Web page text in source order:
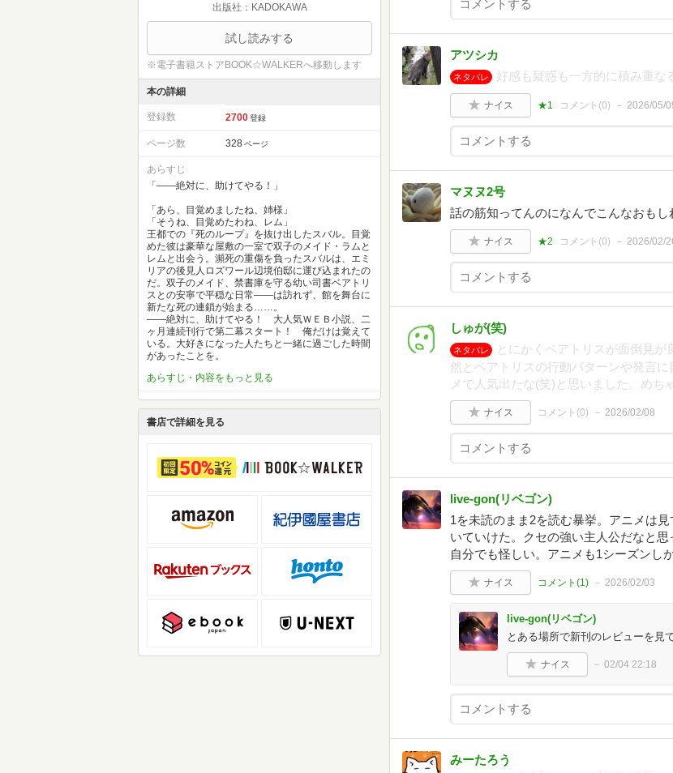
出版社：KADOKAWA
試し読みする
※電子書籍ストアBOOK☆WALKERへ移動します
本の詳細
登録数 2700 登録
ページ数 328 ページ
あらすじ
「――絶対に、助けてやる！」
「あら、目覚めましたね、姉様」
「そうね、目覚めたわね、レム」
王都での『死のループ』を抜け出したスバル。目覚
めた彼は豪華な屋敷の一室で双子のメイド・ラムと
レムと出会う。瀕死の重傷を負ったスバルは、エミ
リアの後見人ロズワール辺境伯邸に運び込まれたの
だ。双子のメイド、禁書庫を守る幼い司書ベアトリ
スとの安寧で平穏な日常――は訪れず、館を舞台に
新たな死の連鎖が始まる……。
――絶対に、助けてやる！ 大人気ＷＥＢ小説、二
ヶ月連続刊行で第二幕スタート！ 俺だけは覚えて
いる。大好きになった人たちと一緒に過ごした時間
があったことを。
あらすじ・内容をもっと見る
書店で詳細を見る
アツシカ
ネタバレ 好感も疑惑も一方的に積み重な
ナイス ★1 コメント(0) 2026/05/
マヌヌ2号
話の筋知ってんのになんでこんなおもし
ナイス ★2 コメント(0) 2026/02/
しゅが(笑)
ネタバレ
とにかくベアトリスが面倒見
然とベアトリスの行動パターンや発言
メで人気出たな(笑)と思いました。め
ナイス コメント(0) 2026/02/08
live-gon(リベゴン)
1を未読のまま2を読む暴挙。アニメは
いていけた。クセの強い主人公だなと
自分でも怪しい。アニメも1シーズンし
ナイス コメント(1) 2026/02/03
live-gon(リベゴン)
とある場所で新刊のレビューを見
ナイス 02/04 22:18
みーたろう